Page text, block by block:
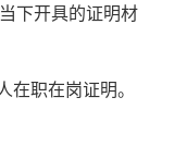
下开具的证明材
职在岗证明。